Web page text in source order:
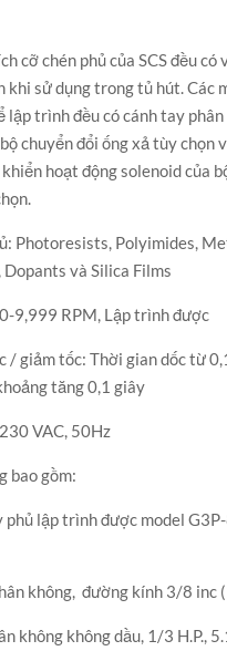
cỡ chén phủ của SCS đều có
khi sử dụng trong tủ hút. Các
lập trình đều có cánh tay
chuyển đổi ống xả tùy chọn
khiển hoạt động solenoid của
Photoresists, Polyimides,
và Silica Films
9,999 RPM, Lập trình được
/ giảm tốc: Thời gian dốc từ
tăng 0,1 giây
VAC, 50Hz
bao gồm:
phủ lập trình được model G3P-
không, đường kính 3/8 inc
không không dầu, 1/3 H.P.,